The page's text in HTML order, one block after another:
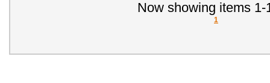
Now showing items 1-
1